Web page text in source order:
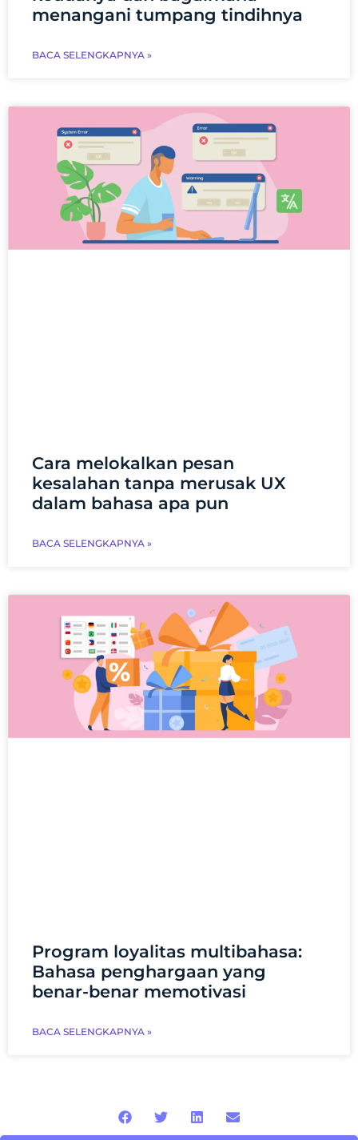
menangani tumpang tindihnya
BACA SELENGKAPNYA »
Cara melokalkan pesan
kesalahan tanpa merusak UX
dalam bahasa apa pun
BACA SELENGKAPNYA »
Program loyalitas multibahasa:
Bahasa penghargaan yang
benar-benar memotivasi
BACA SELENGKAPNYA »